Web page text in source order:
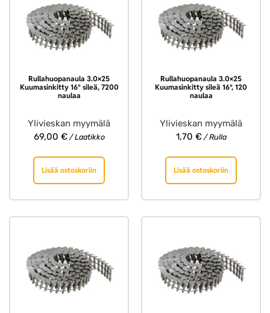
Rullahuopanaula 3.0×25
Kuumasinkitty 16° sileä, 7200
naulaa
Ylivieskan myymälä
69,00 €/ Laatikko
Lisää ostoskoriin
Rullahuopanaula 3.0×25
Kuumasinkitty sileä 16°, 120
naulaa
Ylivieskan myymälä
1,70 €/ Rulla
Lisää ostoskoriin